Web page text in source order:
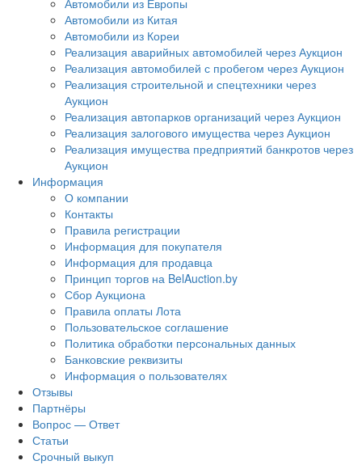
Автомобили из Европы
Автомобили из Китая
Автомобили из Кореи
Реализация аварийных автомобилей через Аукцион
Реализация автомобилей с пробегом через Аукцион
Реализация строительной и спецтехники через
Аукцион
Реализация автопарков организаций через Аукцион
Реализация залогового имущества через Аукцион
Реализация имущества предприятий банкротов через
Аукцион
Информация
О компании
Контакты
Правила регистрации
Информация для покупателя
Информация для продавца
Принцип торгов на BelAuction.by
Сбор Аукциона
Правила оплаты Лота
Пользовательское соглашение
Политика обработки персональных данных
Банковские реквизиты
Информация о пользователях
Отзывы
Партнёры
Вопрос — Ответ
Статьи
Срочный выкуп